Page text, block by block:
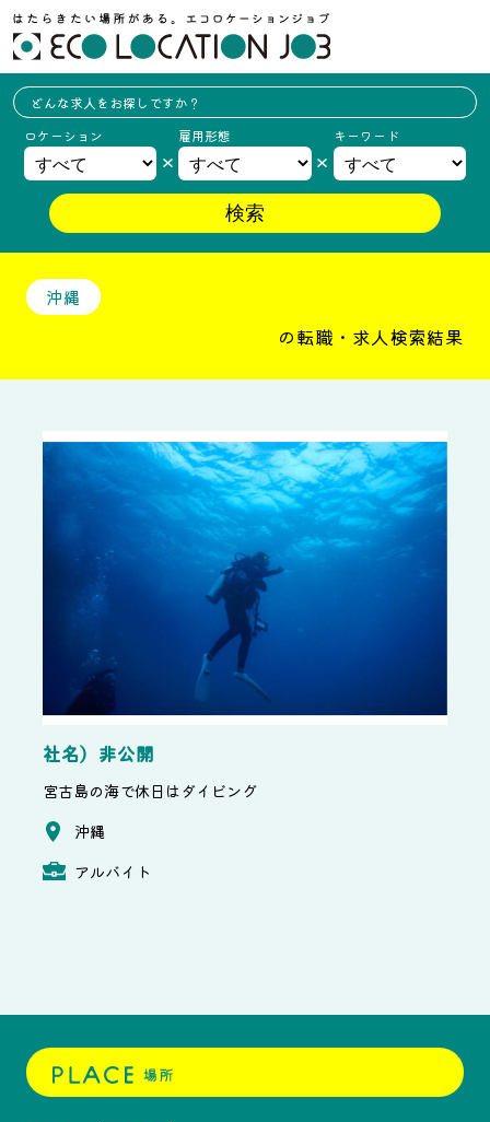
どんな求人をお探しですか？
ロケーション
雇用形態 キーワード
沖縄
の転職・求人検索結果
社名）非公開
宮古島の海で休日はダイビング
沖縄
アルバイト